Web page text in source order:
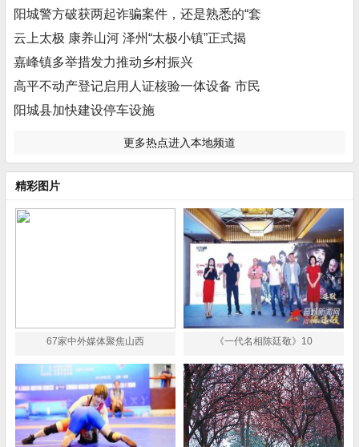
阳城警方破获两起诈骗案件，还是熟悉的“套
云上太极 康养山河 泽州“太极小镇”正式揭
嘉峰镇多举措发力推动乡村振兴
高平不动产登记启用人证核验一体设备 市民
阳城县加快建设停车设施
更多热点进入本地频道
精彩图片
67家中外媒体聚焦山西 《一代名相陈廷敬》10